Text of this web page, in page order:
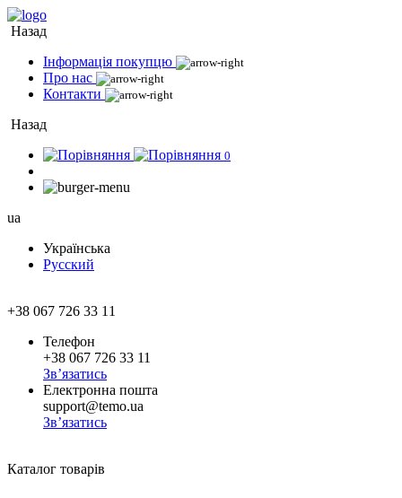
Назад
Інформація покупцю
Про нас
Контакти
Назад
0
ua
Українська
Русский
+38 067 726 33 11
Телефон
+38 067 726 33 11
Зв’язатись
Електронна пошта
support@temo.ua
Зв’язатись
Каталог товарів